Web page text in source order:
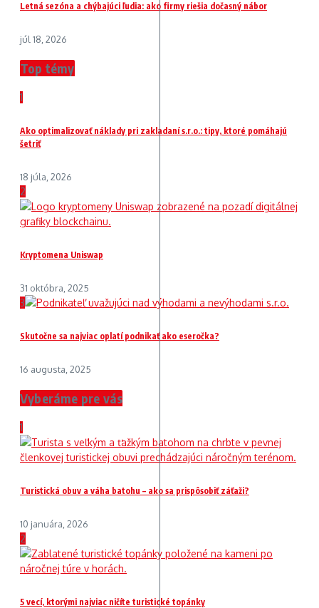
Letná sezóna a chýbajúci ľudia: ako firmy riešia dočasný nábor
júl 18, 2026
Top témy
1
Ako optimalizovať náklady pri zakladaní s.r.o.: tipy, ktoré pomáhajú
šetriť
18 júla, 2026
2
Kryptomena Uniswap
31 októbra, 2025
3
Skutočne sa najviac oplatí podnikať ako eseročka?
16 augusta, 2025
Vyberáme pre vás
1
Turistická obuv a váha batohu – ako sa prispôsobiť záťaži?
10 januára, 2026
2
5 vecí, ktorými najviac ničíte turistické topánky